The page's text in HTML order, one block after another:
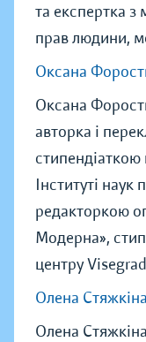
та експертка з
прав людини,
Оксана
Оксана
авторка і
Інституті
редакторкою
Модерна»,
центру
Олена
Олена